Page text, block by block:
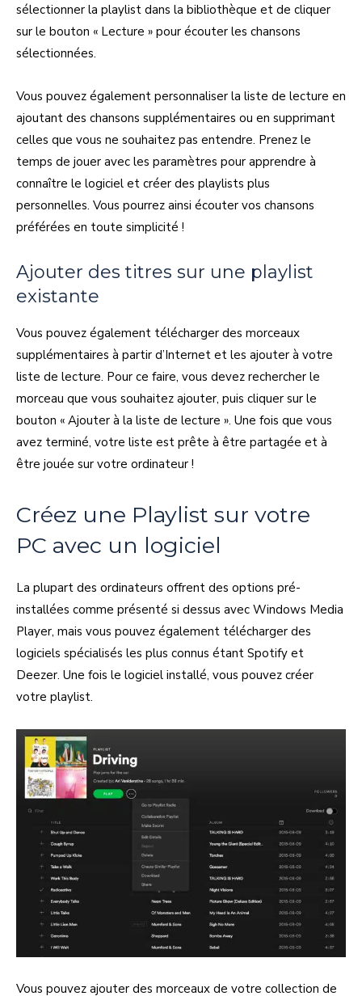
sélectionner la playlist dans la bibliothèque et de cliquer
sur le bouton « Lecture » pour écouter les chansons
sélectionnées.
Vous pouvez également personnaliser la liste de lecture en
ajoutant des chansons supplémentaires ou en supprimant
celles que vous ne souhaitez pas entendre. Prenez le
temps de jouer avec les paramètres pour apprendre à
connaître le logiciel et créer des playlists plus
personnelles. Vous pourrez ainsi écouter vos chansons
préférées en toute simplicité !
Ajouter des titres sur une playlist
existante
Vous pouvez également télécharger des morceaux
supplémentaires à partir d’Internet et les ajouter à votre
liste de lecture. Pour ce faire, vous devez rechercher le
morceau que vous souhaitez ajouter, puis cliquer sur le
bouton « Ajouter à la liste de lecture ». Une fois que vous
avez terminé, votre liste est prête à être partagée et à
être jouée sur votre ordinateur !
Créez une Playlist sur votre
PC avec un logiciel
La plupart des ordinateurs offrent des options pré-
installées comme présenté si dessus avec Windows Media
Player, mais vous pouvez également télécharger des
logiciels spécialisés les plus connus étant Spotify et
Deezer. Une fois le logiciel installé, vous pouvez créer
votre playlist.
Vous pouvez ajouter des morceaux de votre collection de